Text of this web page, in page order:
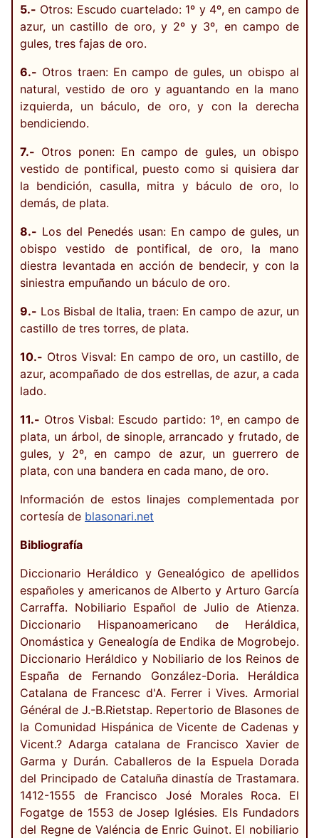
5.- Otros: Escudo cuartelado: 1º y 4º, en campo de
azur, un castillo de oro, y 2º y 3º, en campo de
gules, tres fajas de oro.
6.- Otros traen: En campo de gules, un obispo al
natural, vestido de oro y aguantando en la mano
izquierda, un báculo, de oro, y con la derecha
bendiciendo.
7.- Otros ponen: En campo de gules, un obispo
vestido de pontifical, puesto como si quisiera dar
la bendición, casulla, mitra y báculo de oro, lo
demás, de plata.
8.- Los del Penedés usan: En campo de gules, un
obispo vestido de pontifical, de oro, la mano
diestra levantada en acción de bendecir, y con la
siniestra empuñando un báculo de oro.
9.- Los Bisbal de Italia, traen: En campo de azur, un
castillo de tres torres, de plata.
10.- Otros Visval: En campo de oro, un castillo, de
azur, acompañado de dos estrellas, de azur, a cada
lado.
11.- Otros Visbal: Escudo partido: 1º, en campo de
plata, un árbol, de sinople, arrancado y frutado, de
gules, y 2º, en campo de azur, un guerrero de
plata, con una bandera en cada mano, de oro.
Información de estos linajes complementada por
cortesía de blasonari.net
Bibliografía
Diccionario Heráldico y Genealógico de apellidos
españoles y americanos de Alberto y Arturo García
Carraffa. Nobiliario Español de Julio de Atienza.
Diccionario Hispanoamericano de Heráldica,
Onomástica y Genealogía de Endika de Mogrobejo.
Diccionario Heráldico y Nobiliario de los Reinos de
España de Fernando González-Doria. Heráldica
Catalana de Francesc d'A. Ferrer i Vives. Armorial
Général de J.-B.Rietstap. Repertorio de Blasones de
la Comunidad Hispánica de Vicente de Cadenas y
Vicent.? Adarga catalana de Francisco Xavier de
Garma y Durán. Caballeros de la Espuela Dorada
del Principado de Cataluña dinastía de Trastamara.
1412-1555 de Francisco José Morales Roca. El
Fogatge de 1553 de Josep Iglésies. Els Fundadors
del Regne de Valéncia de Enric Guinot. El nobiliario